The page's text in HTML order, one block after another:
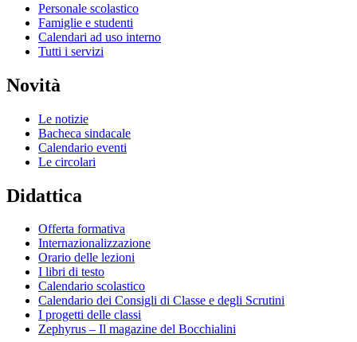
Personale scolastico
Famiglie e studenti
Calendari ad uso interno
Tutti i servizi
Novità
Le notizie
Bacheca sindacale
Calendario eventi
Le circolari
Didattica
Offerta formativa
Internazionalizzazione
Orario delle lezioni
I libri di testo
Calendario scolastico
Calendario dei Consigli di Classe e degli Scrutini
I progetti delle classi
Zephyrus – Il magazine del Bocchialini